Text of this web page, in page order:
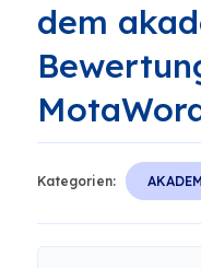
dem
Kategorien: